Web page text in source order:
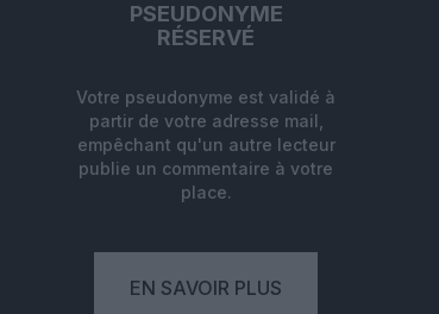
PSEUDONYME
RÉSERVÉ
Votre pseudonyme est validé à
partir de votre adresse mail,
empêchant qu'un autre lecteur
publie un commentaire à votre
place.
EN SAVOIR PLUS